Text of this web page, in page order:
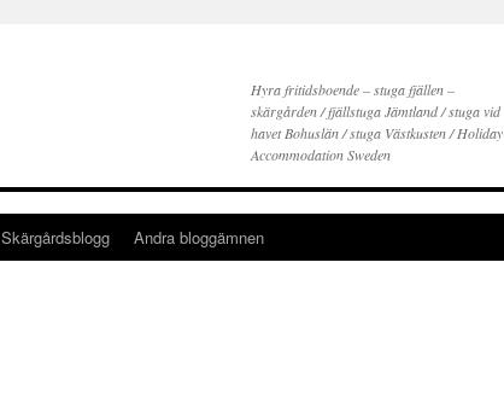
Hyra fritidsboende – stuga fjällen –
skärgården / fjällstuga Jämtland / stuga vid
havet Bohuslän / stuga Västkusten / Holiday
Accommodation Sweden
Skärgårdsblogg Andra bloggämnen